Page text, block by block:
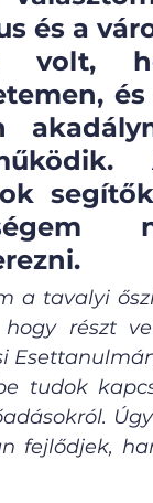
és a
volt,
a tavalyi
részt
tudok
fejlődjek,